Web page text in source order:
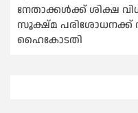
നേതാക്കള്‍ക്ക് ശിക്ഷ
സൂക്ഷ്മ പരിശോധനക്ക്
ഹൈകോടതി